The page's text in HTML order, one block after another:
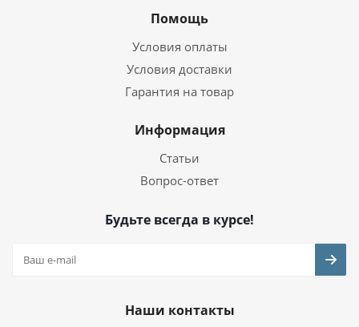
Помощь
Условия оплаты
Условия доставки
Гарантия на товар
Информация
Статьи
Вопрос-ответ
Будьте всегда в курсе!
Наши контакты